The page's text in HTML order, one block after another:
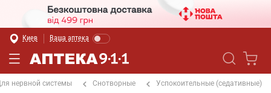
Киев Ваша аптека
нервной системы Снотворные Успокоительные (седативные)